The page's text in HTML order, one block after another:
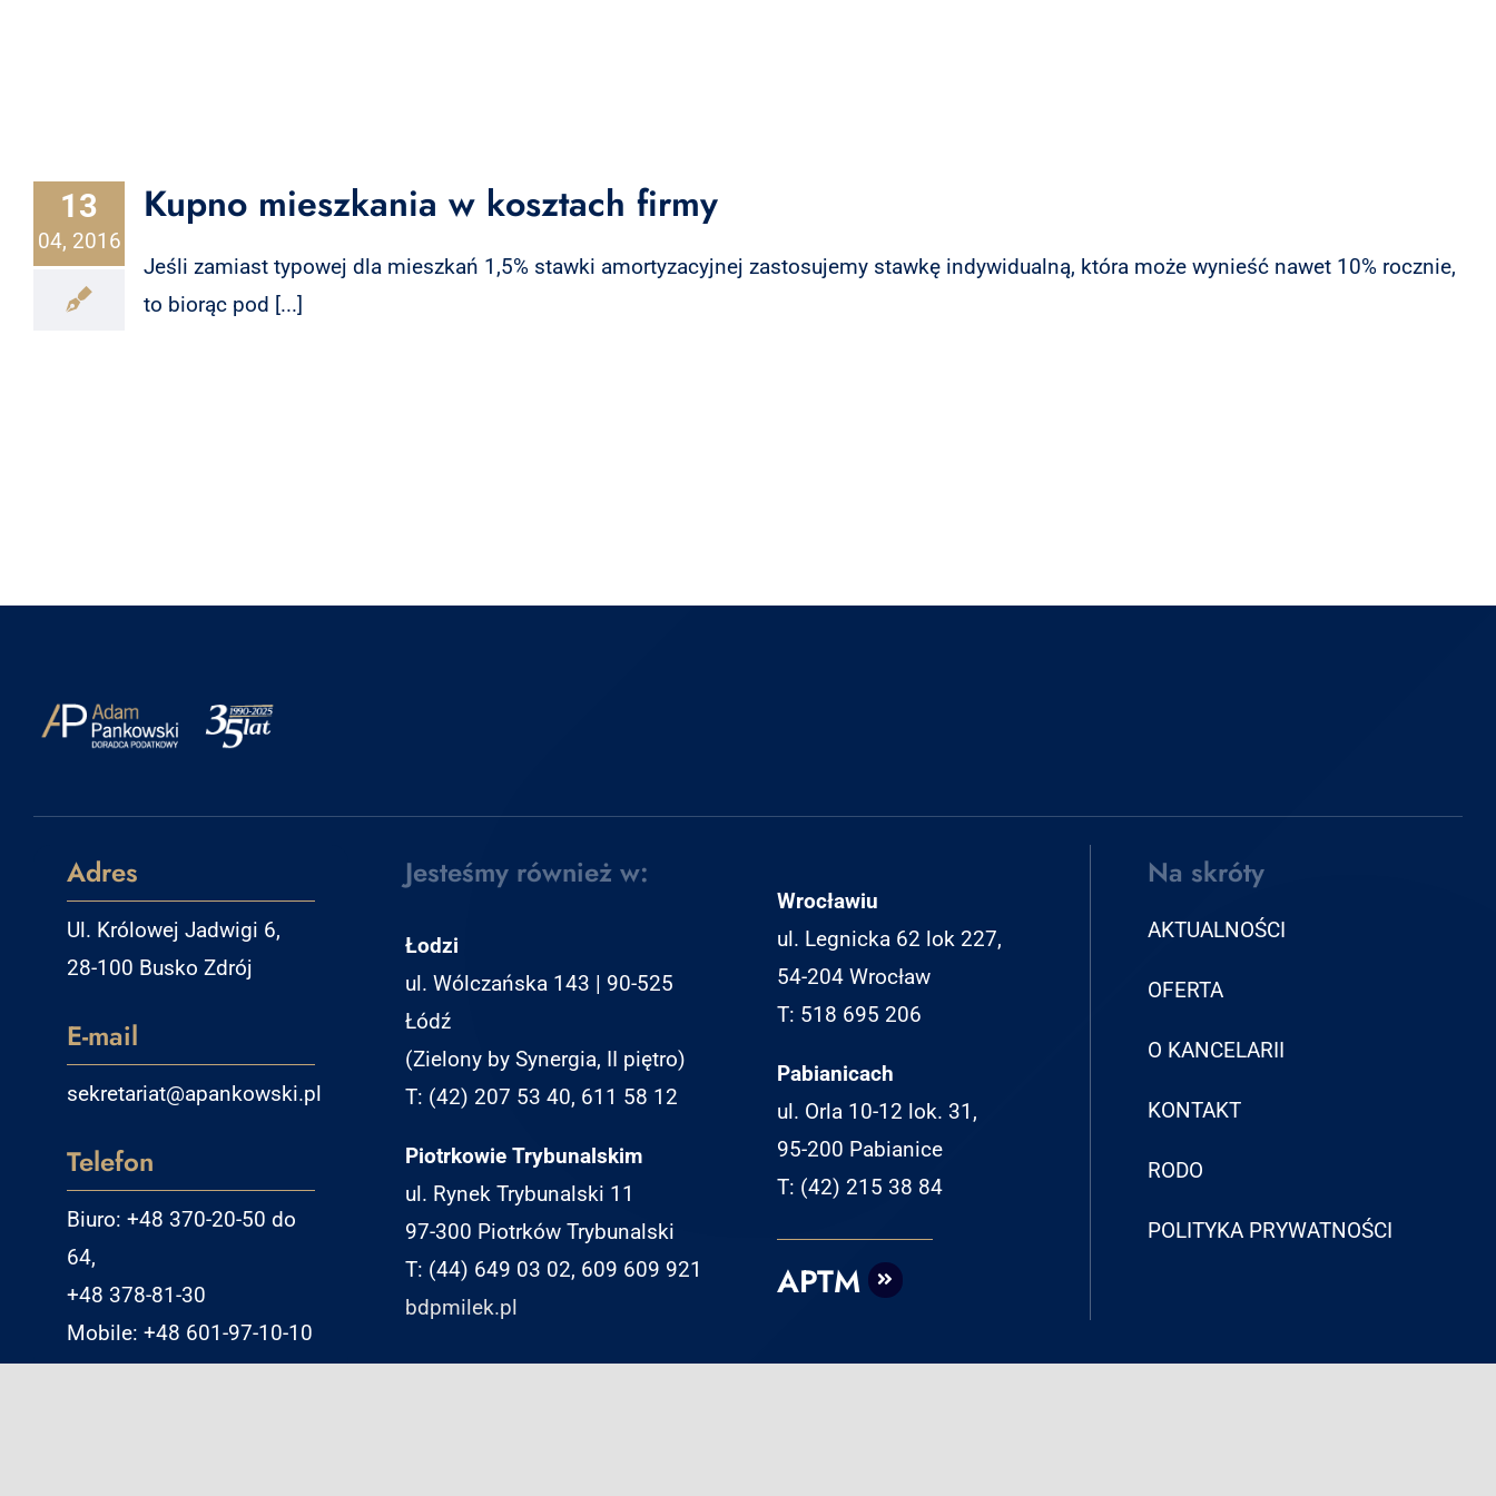
13
04, 2016
Kupno mieszkania w kosztach firmy
Jeśli zamiast typowej dla mieszkań 1,5% stawki amortyzacyjnej zastosujemy stawkę indywidualną, która może wynieść nawet 10% rocznie,
to biorąc pod [...]
Adres
Ul. Królowej Jadwigi 6,
28-100 Busko Zdrój
E-mail
sekretariat@apankowski.pl
Telefon
Biuro: +48 370-20-50 do
64,
+48 378-81-30
Mobile: +48 601-97-10-10
Jesteśmy również w:
Łodzi
ul. Wólczańska 143 | 90-525
Łódź
(Zielony by Synergia, II piętro)
T: (42) 207 53 40, 611 58 12
Piotrkowie Trybunalskim
ul. Rynek Trybunalski 11
97-300 Piotrków Trybunalski
T: (44) 649 03 02, 609 609 921
bdpmilek.pl
Wrocławiu
ul. Legnicka 62 lok 227,
54-204 Wrocław
T: 518 695 206
Pabianicach
ul. Orla 10-12 lok. 31,
95-200 Pabianice
T: (42) 215 38 84
APTM
Na skróty
AKTUALNOŚCI
OFERTA
O KANCELARII
KONTAKT
RODO
POLITYKA PRYWATNOŚCI